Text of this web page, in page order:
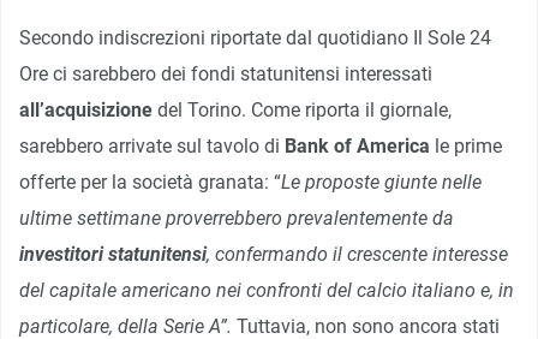
Secondo indiscrezioni riportate dal quotidiano Il Sole 24
Ore ci sarebbero dei fondi statunitensi interessati
all’acquisizione del Torino. Come riporta il giornale,
sarebbero arrivate sul tavolo di Bank of America le prime
offerte per la società granata: “Le proposte giunte nelle
ultime settimane proverrebbero prevalentemente da
investitori statunitensi, confermando il crescente interesse
del capitale americano nei confronti del calcio italiano e, in
particolare, della Serie A”. Tuttavia, non sono ancora stati